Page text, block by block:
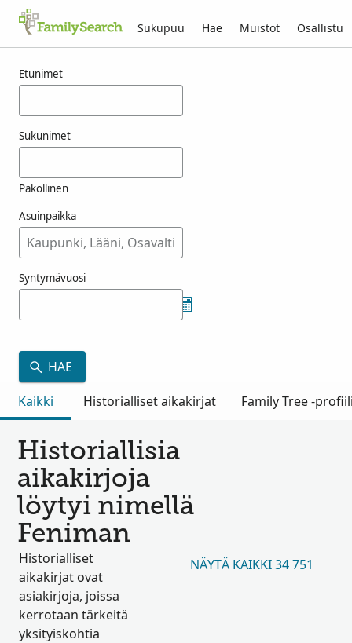
Sukupuu Hae Muistot Osallistu
Etunimet
Sukunimet
Pakollinen
Asuinpaikka
Syntymävuosi
HAE
Kaikki
Historialliset aikakirjat Family Tree -
Historiallisia
aikakirjoja
löytyi nimellä
Feniman
Historialliset
aikakirjat ovat
asiakirjoja, joissa
kerrotaan tärkeitä
yksityiskohtia
NÄYTÄ KAIKKI 34 751